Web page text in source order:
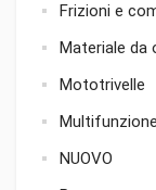
Frizioni e
Materiale da
Mototrivelle
Multifunzione
NUOVO